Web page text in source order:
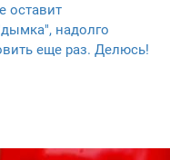
оставит
надолго
еще раз. Делюсь!